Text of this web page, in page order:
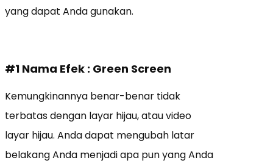
yang dapat Anda gunakan.
#1 Nama Efek : Green Screen
Kemungkinannya benar-benar tidak
terbatas dengan layar hijau, atau video
layar hijau. Anda dapat mengubah latar
belakang Anda menjadi apa pun yang Anda